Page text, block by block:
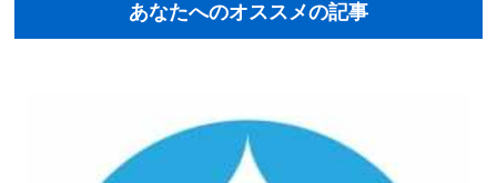
あなたへのオススメの記事